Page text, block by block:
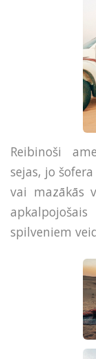
Reibinoši
sejas, jo
vai mazākās
spilveniem